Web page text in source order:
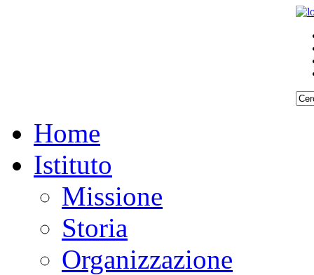
Home
Istituto
Missione
Storia
Organizzazione